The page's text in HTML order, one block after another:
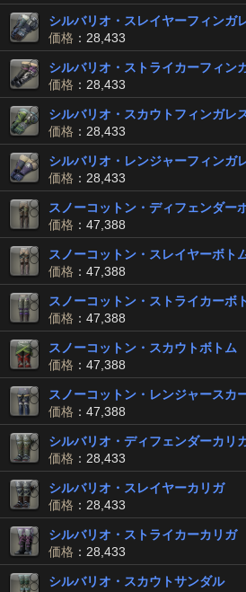
シルバリオ・スレイヤーフィンガ
価格 ：28,433
シルバリオ・ストライカーフィン
価格 ：28,433
シルバリオ・スカウトフィンガレ
価格 ：28,433
シルバリオ・レンジャーフィンガ
価格 ：28,433
スノーコットン・ディフェンダー
価格 ：47,388
スノーコットン・スレイヤーボト
価格 ：47,388
スノーコットン・ストライカーボ
価格 ：47,388
スノーコットン・スカウトボトム
価格 ：47,388
スノーコットン・レンジャースカ
価格 ：47,388
シルバリオ・ディフェンダーカリ
価格 ：28,433
シルバリオ・スレイヤーカリガ
価格 ：28,433
シルバリオ・ストライカーカリガ
価格 ：28,433
シルバリオ・スカウトサンダル